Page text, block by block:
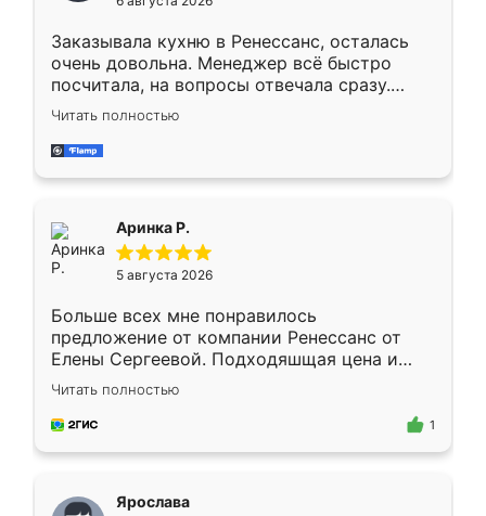
мебели буду заказывать только здесь.
Заказывала кухню в Ренессанс, осталась
очень довольна. Менеджер всё быстро
посчитала, на вопросы отвечала сразу.
Замерщик приехал в субботу, подошёл к
делу со всей ответственностью. Собрали
за день, ребята работали аккуратно, даже
Читать полностью
Аринка Р.
5 августа 2026
Больше всех мне понравилось
предложение от компании Ренессанс от
Елены Сергеевой. Подходяшщая цена и
короткие сроки изготовления. Приехавший
для замера сотрудник Владислав
предложил по моему эскизу самый
Читать полностью
1
Ярослава